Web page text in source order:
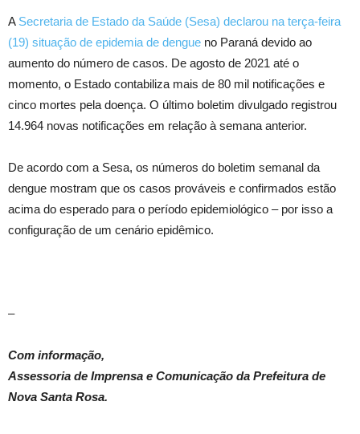
A Secretaria de Estado da Saúde (Sesa) declarou na terça-feira
(19) situação de epidemia de dengue no Paraná devido ao
aumento do número de casos. De agosto de 2021 até o
momento, o Estado contabiliza mais de 80 mil notificações e
cinco mortes pela doença. O último boletim divulgado registrou
14.964 novas notificações em relação à semana anterior.
De acordo com a Sesa, os números do boletim semanal da
dengue mostram que os casos prováveis e confirmados estão
acima do esperado para o período epidemiológico – por isso a
configuração de um cenário epidêmico.
–
Com informação,
Assessoria de Imprensa e Comunicação da Prefeitura de
Nova Santa Rosa.